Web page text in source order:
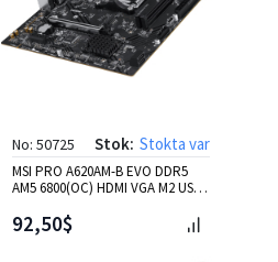
No: 50725 Stok: Stokta var
MSI PRO A620AM-B EVO DDR5
AM5 6800(OC) HDMI VGA M2 USB
92,50$